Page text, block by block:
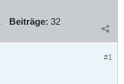
Beiträge: 32
#1